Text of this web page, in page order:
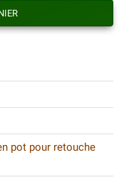
pot pour retouche